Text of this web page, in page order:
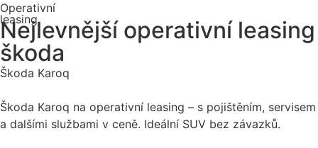
Operativní
leasing
Nejlevnější operativní leasing
škoda
Škoda Karoq
Škoda Karoq na operativní leasing – s pojištěním, servisem
a dalšími službami v ceně. Ideální SUV bez závazků.